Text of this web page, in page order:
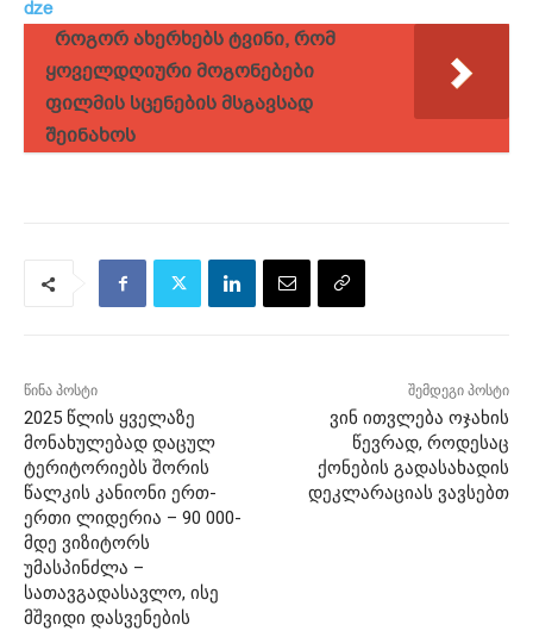
dze
როგორ ახერხებს ტვინი, რომ
ყოველდღიური მოგონებები
ფილმის სცენების მსგავსად
შეინახოს
წინა პოსტი
2025 წლის ყველაზე
მონახულებად დაცულ
ტერიტორიებს შორის
წალკის კანიონი ერთ-
ერთი ლიდერია – 90 000-
მდე ვიზიტორს
უმასპინძლა –
სათავგადასავლო, ისე
მშვიდი დასვენების
შემდეგი პოსტი
ვინ ითვლება ოჯახის
წევრად, როდესაც
ქონების გადასახადის
დეკლარაციას ვავსებთ